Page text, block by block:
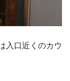
入口近くのカウ